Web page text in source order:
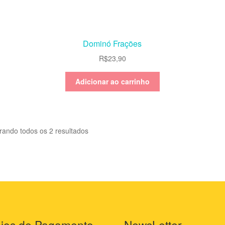
Dominó Frações
R$23,90
Adicionar ao carrinho
todos os 2 resultados